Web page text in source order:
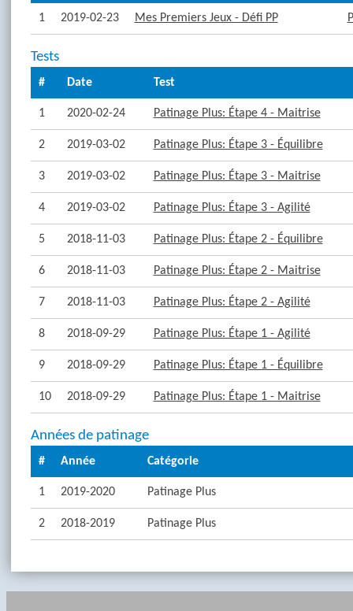
1 2019-02-23 Mes Premiers Jeux - Défi PP
Tests
# Date Test
1 2020-02-24 Patinage Plus: Étape 4 - Maitrise
2 2019-03-02 Patinage Plus: Étape 3 - Équilibre
3 2019-03-02 Patinage Plus: Étape 3 - Maitrise
4 2019-03-02 Patinage Plus: Étape 3 - Agilité
5 2018-11-03 Patinage Plus: Étape 2 - Équilibre
6 2018-11-03 Patinage Plus: Étape 2 - Maitrise
7 2018-11-03 Patinage Plus: Étape 2 - Agilité
8 2018-09-29 Patinage Plus: Étape 1 - Agilité
9 2018-09-29 Patinage Plus: Étape 1 - Équilibre
10 2018-09-29 Patinage Plus: Étape 1 - Maitrise
Années de patinage
# Année Catégorie
1 2019-2020 Patinage Plus
2 2018-2019 Patinage Plus